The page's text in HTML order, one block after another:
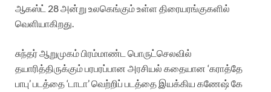
ஆகஸ்ட் 28 அன்று உலகெங்கும் உள்ள திரையரங்குகளில்
வெளியாகிறது.
சுந்தர் ஆறுமுகம் பிரம்மாண்ட பொருட்செலவில்
தயாரித்திருக்கும் பரபரப்பான அரசியல் கதையான ‘கராத்தே
பாபு’ படத்தை ‘டாடா’ வெற்றிப் படத்தை இயக்கிய கணேஷ் கே